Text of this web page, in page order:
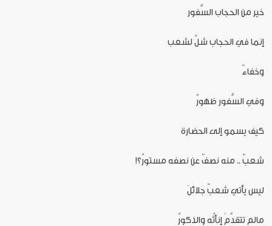
خير من الحجاب السُّفور
إنما في الحجاب شلٌ لشعب
وخفاءٌ
وفي السُّفور ظهورُ
كيف يسمو إلى الحضارة
شعبٌ .. منه نصفٌ عن نصفه مستورُ؟!
ليس يأتي شعبٌ جلائلَ
مالم تتقدَّمْ إنأثُه والذكورُ